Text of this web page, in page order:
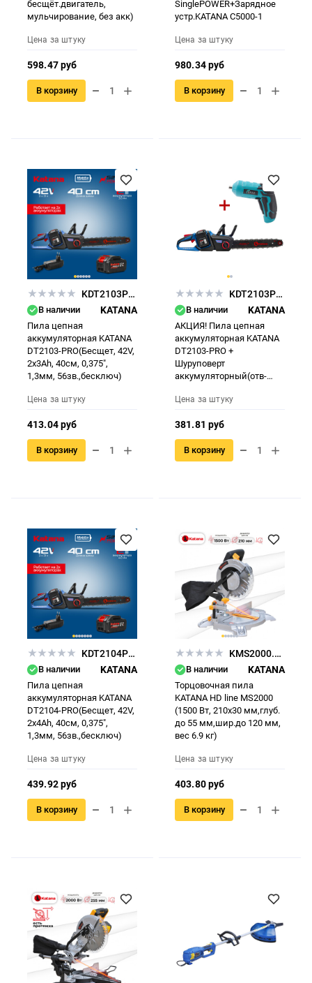
бесщёт.двигатель,
мульчирование, без акк)
Цена за штуку
598.47 руб
В корзину
SinglePOWER+Зарядное
устр.KATANA С5000-1
Цена за штуку
980.34 руб
В корзину
KDT2103PRO.00
В наличии KATANA
Пила цепная
аккумуляторная KATANA
DT2103-PRO(Бесщет, 42V,
2x3Ah, 40см, 0,375",
1,3мм, 56зв.,бесключ)
Цена за штуку
413.04 руб
В корзину
KDT2103PRO.00 + CSW3000.00
В наличии KATANA
АКЦИЯ! Пила цепная
аккумуляторная KATANA
DT2103-PRO +
Шуруповерт
аккумуляторный(отв-
Цена за штуку
381.81 руб
В корзину
KDT2104PRO.00
В наличии KATANA
Пила цепная
аккумуляторная KATANA
DT2104-PRO(Бесщет, 42V,
2x4Ah, 40см, 0,375",
1,3мм, 56зв.,бесключ)
Цена за штуку
439.92 руб
В корзину
KMS2000.00
В наличии KATANA
Торцовочная пила
KATANA HD line MS2000
(1500 Вт, 210х30 мм,глуб.
до 55 мм,шир.до 120 мм,
вес 6.9 кг)
Цена за штуку
403.80 руб
В корзину